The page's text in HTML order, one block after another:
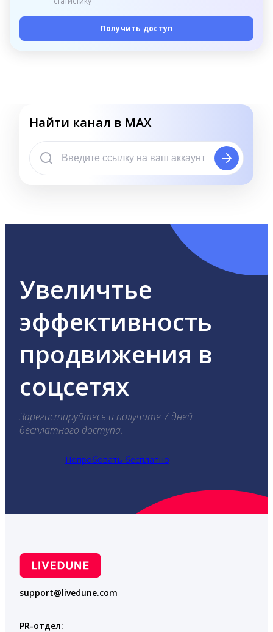
Получить доступ
Найти канал в MAX
Увеличтье
эффективность
продвижения в
соцсетях
Зарегистируйтесь и получите 7 дней
бесплатного доступа.
Попробовать бесплатно
support@livedune.com
PR-отдел: